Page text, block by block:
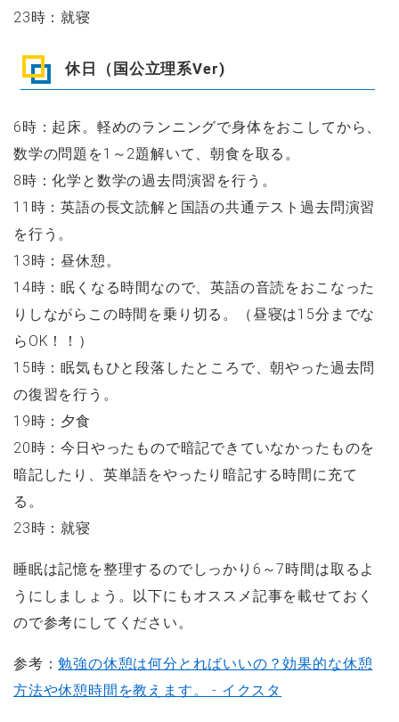
23時：就寝
休日（国公立理系Ver)
6時：起床。軽めのランニングで身体をおこしてから、
数学の問題を1～2題解いて、朝食を取る。
8時：化学と数学の過去問演習を行う。
11時：英語の長文読解と国語の共通テスト過去問演習
を行う。
13時：昼休憩。
14時：眠くなる時間なので、英語の音読をおこなった
りしながらこの時間を乗り切る。（昼寝は15分までな
らOK！！）
15時：眠気もひと段落したところで、朝やった過去問
の復習を行う。
19時：夕食
20時：今日やったもので暗記できていなかったものを
暗記したり、英単語をやったり暗記する時間に充て
る。
23時：就寝
睡眠は記憶を整理するのでしっかり6～7時間は取るよ
うにしましょう。以下にもオススメ記事を載せておく
ので参考にしてください。
参考：勉強の休憩は何分とればいいの？効果的な休憩
方法や休憩時間を教えます。 - イクスタ